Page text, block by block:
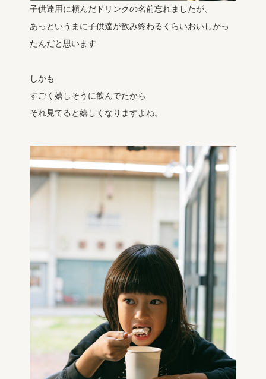
子供達用に頼んだドリンクの名前忘れましたが、
あっというまに子供達が飲み終わるくらいおいしかっ
たんだと思います
しかも
すごく嬉しそうに飲んでたから
それ見てると嬉しくなりますよね。